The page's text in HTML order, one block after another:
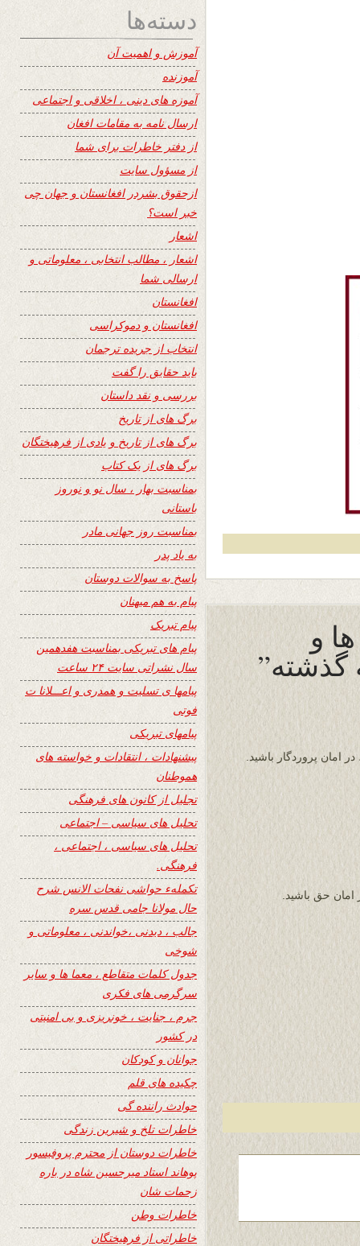
و
امان پروردگار باشید.
امان حق باشید.
دسته‌ها
آموزش و اهمیت آن
آموزنده
آموزه های دینی ، اخلاقی و اجتماعی
ارسال نامه به مقامات افغان
از دفتر خاطرات برای شما
از مسؤول سایت
ازحقوق بشردر افغانستان و جهان چی
خبر است؟
اشعار
اشعار ، مطالب انتخابی ، معلوماتی و
ارسالی شما
افغانستان
افغانستان و دموکراسی
انتخاب از جریده ترجمان
باید حقایق را گفت
بررسی و نقد داستان
برگ های از تاریخ
برگ های از تاریخ و یادی از فرهیختگان
برگ های از یک کتاب
بمناسبت بهار ، سال نو و نوروز
باستانی
بمناسبت روز جهانی مادر
به یاد پدر
پاسخ به سوالات دوستان
پیام به هم میهنان
پیام تبریک
پیام های تبریکی بمناسبت هفدهمین
سال نشراتی سایت ۲۴ ساعت
پیامها ی تسلیت و همدری و اعـــلانا ت
فوتی
پیامهای تبریکی
پیشنهادات ، انتقادات و خواسته های
هموطنان
تجلیل از کانون های فرهنگی
تحلیل های سیاسی – اجتماعی
تحلیل های سیاسی ، اجتماعی ،
فرهنگی.
تکملهء حواشی نفحات الانس شرح
حال مولانا جامی قدس سره
جالب ، دیدنی ،خواندنی ، معلوماتی و
شوخی
جدول کلمات متقاطع ، معما ها و سایر
سرگرمی های فکری
جرم ، جنایت ، خونریزی و بی امنیتی
در کشور
جوانان و کودکان
چکیده های قلم
حوادث راننده گی
خاطرات تلخ و شیرین زندگی
خاطرات دوستان از محترم پروفیسور
پوهاند استاد میرحسین شاه در باره
زحمات شان
خاطرات وطن
خاطراتی از فرهیختگان